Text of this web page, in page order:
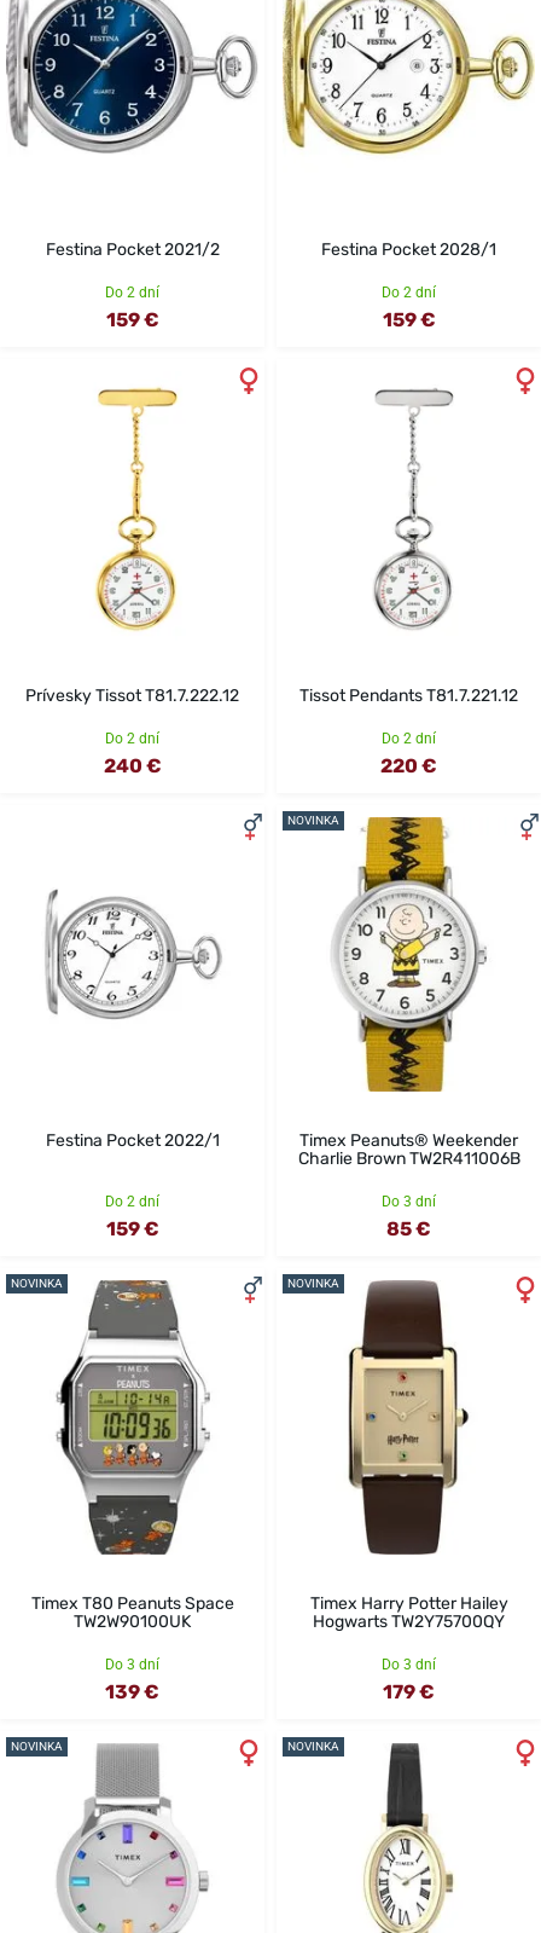
Festina Pocket 2021/2
Do 2 dní
159 €
Festina Pocket 2028/1
Do 2 dní
159 €
Prívesky Tissot T81.7.222.12
Do 2 dní
240 €
Tissot Pendants T81.7.221.12
Do 2 dní
220 €
Festina Pocket 2022/1
Do 2 dní
159 €
NOVINKA
Timex Peanuts® Weekender
Charlie Brown TW2R411006B
Do 3 dní
85 €
NOVINKA
Timex T80 Peanuts Space
TW2W90100UK
Do 3 dní
139 €
NOVINKA
Timex Harry Potter Hailey
Hogwarts TW2Y75700QY
Do 3 dní
179 €
NOVINKA NOVINKA